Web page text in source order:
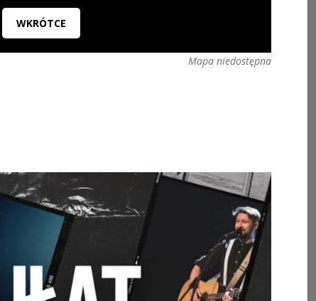
WKRÓTCE
Mapa niedostępna